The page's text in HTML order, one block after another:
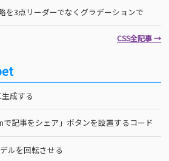
を3点リーダーでなくグラデーションで
CSS全記事 →
成する
記事をシェア」ボタンを設置するコード
ルを回転させる